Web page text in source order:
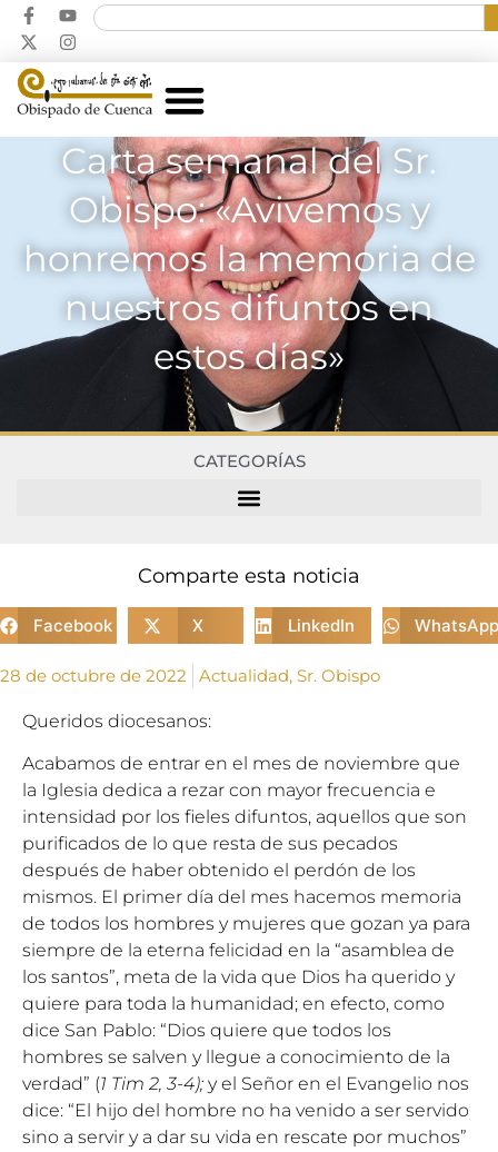
Carta semanal del Sr.
Obispo: «Avivemos y
honremos la memoria de
nuestros difuntos en
estos días»
CATEGORÍAS
Comparte esta noticia
Facebook X LinkedIn WhatsApp
28 de octubre de 2022 Actualidad, Sr. Obispo
Queridos diocesanos:
Acabamos de entrar en el mes de noviembre que
la Iglesia dedica a rezar con mayor frecuencia e
intensidad por los fieles difuntos, aquellos que son
purificados de lo que resta de sus pecados
después de haber obtenido el perdón de los
mismos. El primer día del mes hacemos memoria
de todos los hombres y mujeres que gozan ya para
siempre de la eterna felicidad en la “asamblea de
los santos”, meta de la vida que Dios ha querido y
quiere para toda la humanidad; en efecto, como
dice San Pablo: “Dios quiere que todos los
hombres se salven y llegue a conocimiento de la
verdad” (1 Tim 2, 3-4); y el Señor en el Evangelio nos
dice: “El hijo del hombre no ha venido a ser servido
sino a servir y a dar su vida en rescate por muchos”